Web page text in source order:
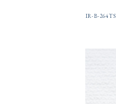
IR-B-264TS